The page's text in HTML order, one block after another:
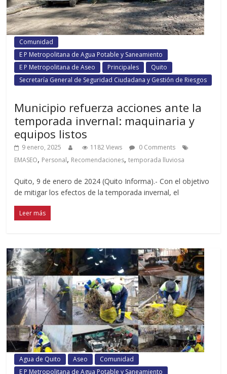
Comunidad
E P Metropolitana de Agua Potable y Saneamiento
E P Metropolitana de Aseo
Principales
Quito
Secretaría General de Seguridad Ciudadana y Gestión de Riesgos
Municipio refuerza acciones ante la
temporada invernal: maquinaria y
equipos listos
9 enero, 2025 1182 Views
0 Comments
EMASEO, Personal, Recomendaciones,temporada lluviosa
Quito, 9 de enero de 2024 (Quito Informa).- Con el objetivo
de mitigar los efectos de la temporada invernal, el
Leer más
Agua de Quito Aseo
Comunidad
E P Metropolitana de Agua Potable y Saneamiento